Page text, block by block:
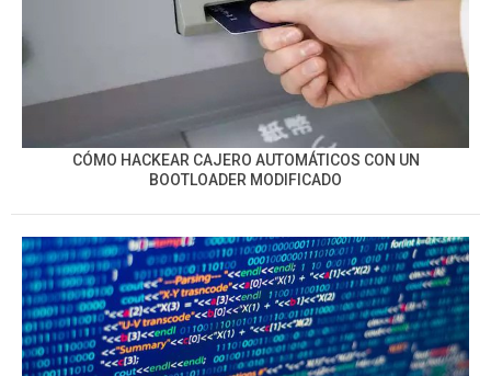
CÓMO HACKEAR CAJERO AUTOMÁTICOS CON UN
BOOTLOADER MODIFICADO